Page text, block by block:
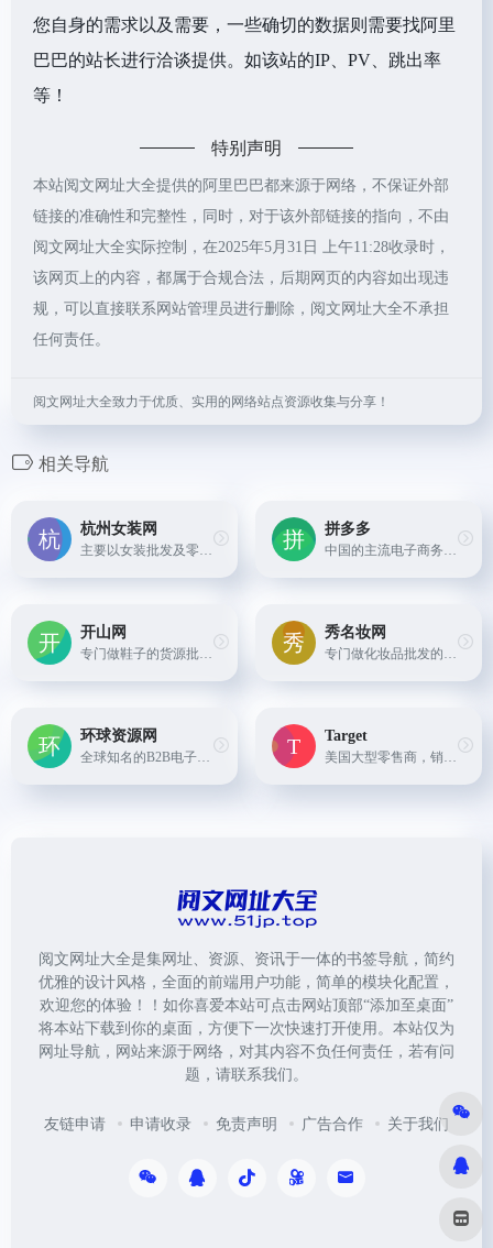
您自身的需求以及需要，一些确切的数据则需要找阿里
巴巴的站长进行洽谈提供。如该站的IP、PV、跳出率
等！
特别声明
本站阅文网址大全提供的阿里巴巴都来源于网络，不保证外部
链接的准确性和完整性，同时，对于该外部链接的指向，不由
阅文网址大全实际控制，在2025年5月31日 上午11:28收录时，
该网页上的内容，都属于合规合法，后期网页的内容如出现违
规，可以直接联系网站管理员进行删除，阅文网址大全不承担
任何责任。
阅文网址大全致力于优质、实用的网络站点资源收集与分享！
相关导航
杭州女装网
主要以女装批发及零售为主，也有男装、童装等商品，支持一件起批和退换货服务。
拼多多
中国的主流电子商务平台之一，以低价拼团购物著称。
开山网
专门做鞋子的货源批发网站，提供各种男鞋、女鞋、运动鞋、凉鞋等鞋类产品的批发服务。
秀名妆网
专门做化妆品批发的网站，提供各种国内外知名品牌的化妆品产品
环球资源网
全球知名的B2B电子商务平台之一，提供各类商品的批发采购服务。
Target
美国大型零售商，销售包括服装、家居、食品、电器等各类商品。
阅文网址大全是集网址、资源、资讯于一体的书签导航，简约
优雅的设计风格，全面的前端用户功能，简单的模块化配置，
欢迎您的体验！！如你喜爱本站可点击网站顶部“添加至桌面”
将本站下载到你的桌面，方便下一次快速打开使用。本站仅为
网址导航，网站来源于网络，对其内容不负任何责任，若有问
题，请联系我们。
友链申请 申请收录 免责声明 广告合作 关于我们